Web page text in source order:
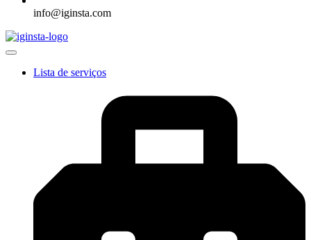
info@iginsta.com
Lista de serviços